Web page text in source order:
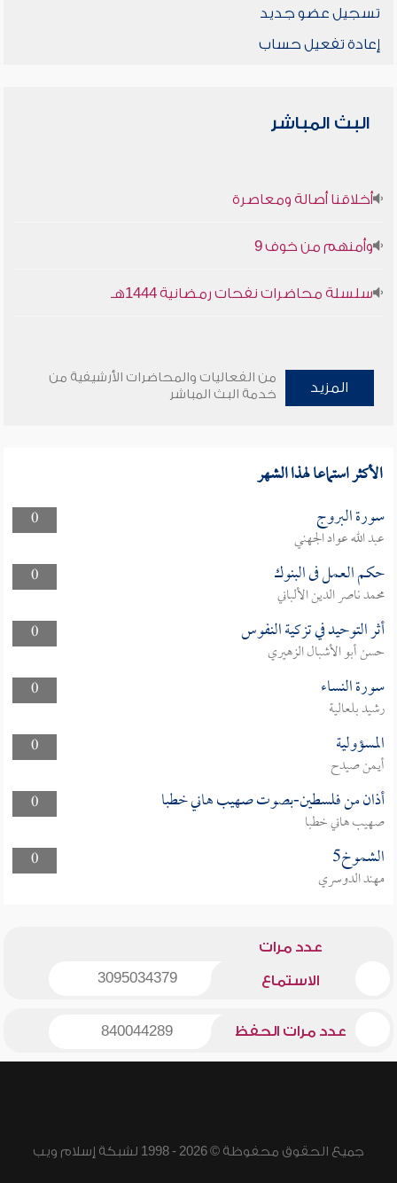
تسجيل عضو جديد
إعادة تفعيل حساب
البث المباشر
أخلاقنا أصالة ومعاصرة
وأمنهم من خوف 9
سلسلة محاضرات نفحات رمضانية 1444هـ
المزيد
من الفعاليات والمحاضرات الأرشيفية من
خدمة البث المباشر
الأكثر استماعا لهذا الشهر
0 سورة البروج
عبد الله عواد الجهني
0
حكم العمل فى البنوك
محمد ناصر الدين الألباني
0
أثر التوحيد في تزكية النفوس
حسن أبو الأشبال الزهيري
0
سورة النساء
رشيد بلعالية
0
المسؤولية
أيمن صيدح
0
أذان من فلسطين-بصوت صهيب هاني خطبا
صهيب هاني خطبا
0
الشموخ5
مهند الدوسري
عدد مرات
الاستماع 3095034379
عدد مرات الحفظ 840044289
جميع الحقوق محفوظة © 2026 - 1998 لشبكة إسلام ويب